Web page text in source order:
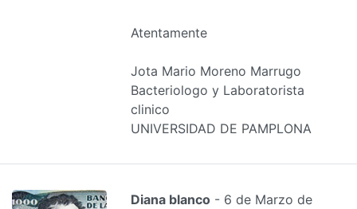
Atentamente
Jota Mario Moreno Marrugo
Bacteriologo y Laboratorista
clinico
UNIVERSIDAD DE PAMPLONA
Diana blanco - 6 de Marzo de